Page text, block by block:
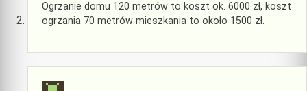
Ogrzanie domu 120 metrów to koszt ok. 6000 zł, koszt
ogrzania 70 metrów mieszkania to około 1500 zł.